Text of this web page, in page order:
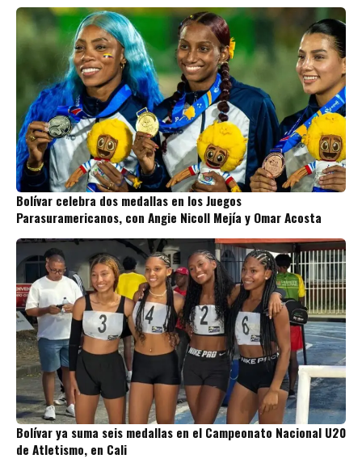
Bolívar celebra dos medallas en los Juegos
Parasuramericanos, con Angie Nicoll Mejía y Omar Acosta
Bolívar ya suma seis medallas en el Campeonato Nacional U20
de Atletismo, en Cali